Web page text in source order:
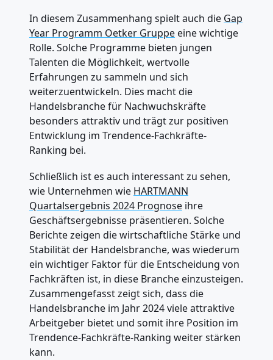
In diesem Zusammenhang spielt auch die Gap
Year Programm Oetker Gruppeeine wichtige
Rolle. Solche Programme bieten jungen
Talenten die Möglichkeit, wertvolle
Erfahrungen zu sammeln und sich
weiterzuentwickeln. Dies macht die
Handelsbranche für Nachwuchskräfte
besonders attraktiv und trägt zur positiven
Entwicklung im Trendence-Fachkräfte-
Ranking bei.
Schließlich ist es auch interessant zu sehen,
wie Unternehmen wie HARTMANN
Quartalsergebnis 2024 Prognose ihre
Geschäftsergebnisse präsentieren. Solche
Berichte zeigen die wirtschaftliche Stärke und
Stabilität der Handelsbranche, was wiederum
ein wichtiger Faktor für die Entscheidung von
Fachkräften ist, in diese Branche einzusteigen.
Zusammengefasst zeigt sich, dass die
Handelsbranche im Jahr 2024 viele attraktive
Arbeitgeber bietet und somit ihre Position im
Trendence-Fachkräfte-Ranking weiter stärken
kann.